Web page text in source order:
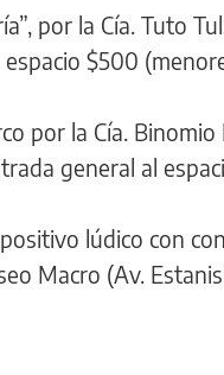
por la Cía. Tuto
$500
por la Cía.
general al
lúdico con
Macro (Av.